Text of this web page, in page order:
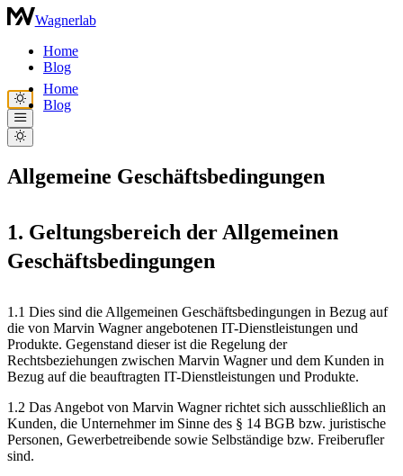
Wagnerlab
Home
Blog
Home
Blog
Allgemeine Geschäftsbedingungen
1. Geltungsbereich der Allgemeinen
Geschäftsbedingungen
1.1 Dies sind die Allgemeinen Geschäftsbedingungen in Bezug auf
die von Marvin Wagner angebotenen IT-Dienstleistungen und
Produkte. Gegenstand dieser ist die Regelung der
Rechtsbeziehungen zwischen Marvin Wagner und dem Kunden in
Bezug auf die beauftragten IT-Dienstleistungen und Produkte.
1.2 Das Angebot von Marvin Wagner richtet sich ausschließlich an
Kunden, die Unternehmer im Sinne des § 14 BGB bzw. juristische
Personen, Gewerbetreibende sowie Selbständige bzw. Freiberufler
sind.